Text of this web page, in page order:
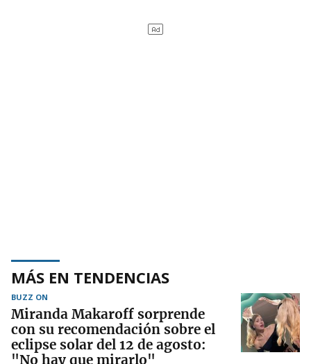
MÁS EN TENDENCIAS
BUZZ ON
Miranda Makaroff sorprende
con su recomendación sobre el
eclipse solar del 12 de agosto:
"No hay que mirarlo"